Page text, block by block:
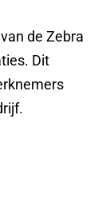
de Zebra
Dit